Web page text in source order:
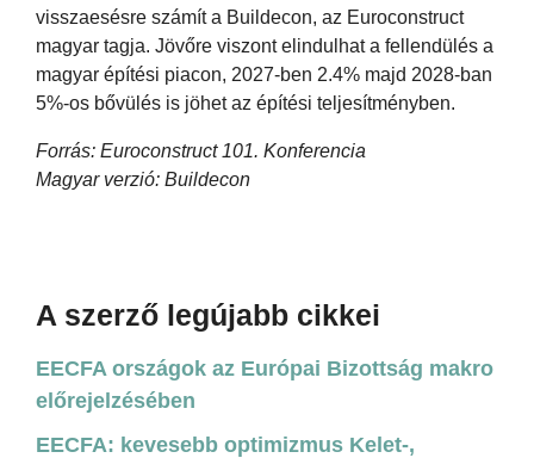
visszaesésre számít a Buildecon, az Euroconstruct
magyar tagja. Jövőre viszont elindulhat a fellendülés a
magyar építési piacon, 2027-ben 2.4% majd 2028-ban
5%-os bővülés is jöhet az építési teljesítményben.
Forrás: Euroconstruct 101. Konferencia
Magyar verzió: Buildecon
A szerző legújabb cikkei
EECFA országok az Európai Bizottság makro
előrejelzésében
EECFA: kevesebb optimizmus Kelet-,